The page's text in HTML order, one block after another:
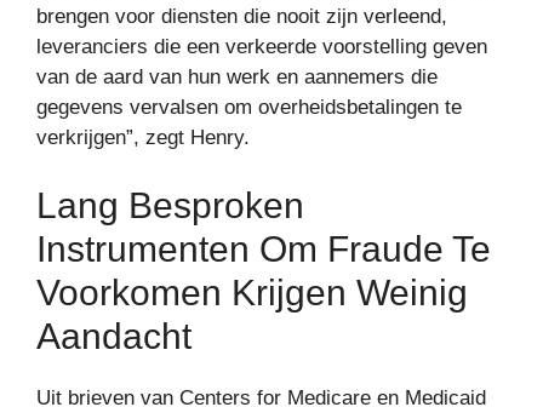
brengen voor diensten die nooit zijn verleend,
leveranciers die een verkeerde voorstelling geven
van de aard van hun werk en aannemers die
gegevens vervalsen om overheidsbetalingen te
verkrijgen”, zegt Henry.
Lang Besproken
Instrumenten Om Fraude Te
Voorkomen Krijgen Weinig
Aandacht
Uit brieven van Centers for Medicare en Medicaid